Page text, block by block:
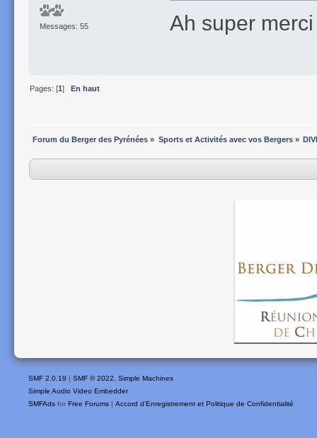
Messages: 55 Ah super
Pages: [1] En haut
Forum du Berger des Pyrénées » Sports et Activités avec vos Bergers»
SMF 2.0.19 | SMF © 2022, Simple Machines
Simple Audio Video Embedder
SMFAds for Free Forums | Accord d'Enregistrement et Politique de Confidentialité